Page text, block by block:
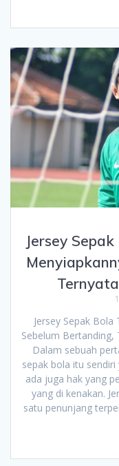
Jersey
Jersey Sepak
Sebelum
Dalam sebuah
sepak bola itu
ada juga hak yang
yang di kenakan.
satu penunjang